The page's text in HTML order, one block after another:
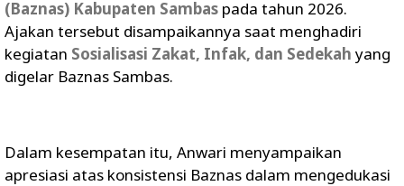
(Baznas) Kabupaten Sambas pada tahun 2026.
Ajakan tersebut disampaikannya saat menghadiri
kegiatan Sosialisasi Zakat, Infak, dan Sedekah yang
digelar Baznas Sambas.
Dalam kesempatan itu, Anwari menyampaikan
apresiasi atas konsistensi Baznas dalam mengedukasi